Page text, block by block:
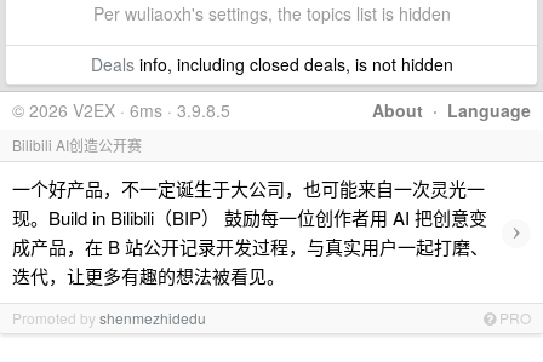
Per wuliaoxh's settings, the topics list is hidden
Dealsinfo, including closed deals, is not hidden
About · Language
© 2026 V2EX · 6ms · 3.9.8.5
Bilibili AI创造公开赛
一个好产品，不一定诞生于大公司，也可能来自一次灵光一
现。Build in Bilibili（BIP） 鼓励每一位创作者用 AI 把创意变
成产品，在 B 站公开记录开发过程，与真实用户一起打磨、
迭代，让更多有趣的想法被看见。
›
Promoted byshenmezhidedu PRO